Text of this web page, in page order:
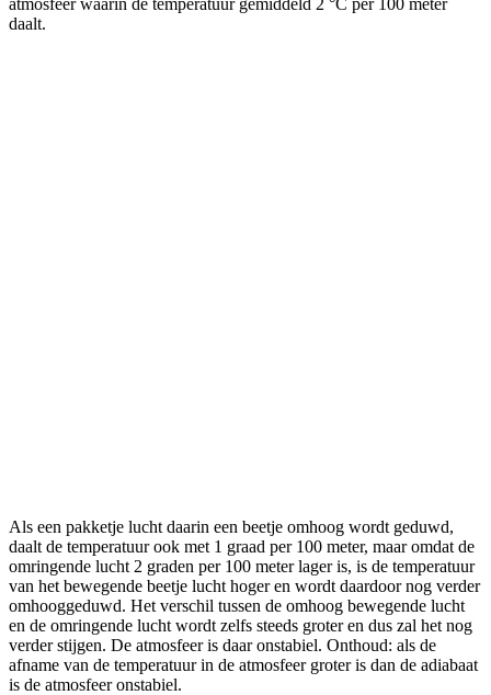
atmosfeer waarin de temperatuur gemiddeld 2 °C per 100 meter
daalt.
Als een pakketje lucht daarin een beetje omhoog wordt geduwd,
daalt de temperatuur ook met 1 graad per 100 meter, maar omdat de
omringende lucht 2 graden per 100 meter lager is, is de temperatuur
van het bewegende beetje lucht hoger en wordt daardoor nog verder
omhooggeduwd. Het verschil tussen de omhoog bewegende lucht
en de omringende lucht wordt zelfs steeds groter en dus zal het nog
verder stijgen. De atmosfeer is daar onstabiel. Onthoud: als de
afname van de temperatuur in de atmosfeer groter is dan de adiabaat
is de atmosfeer onstabiel.